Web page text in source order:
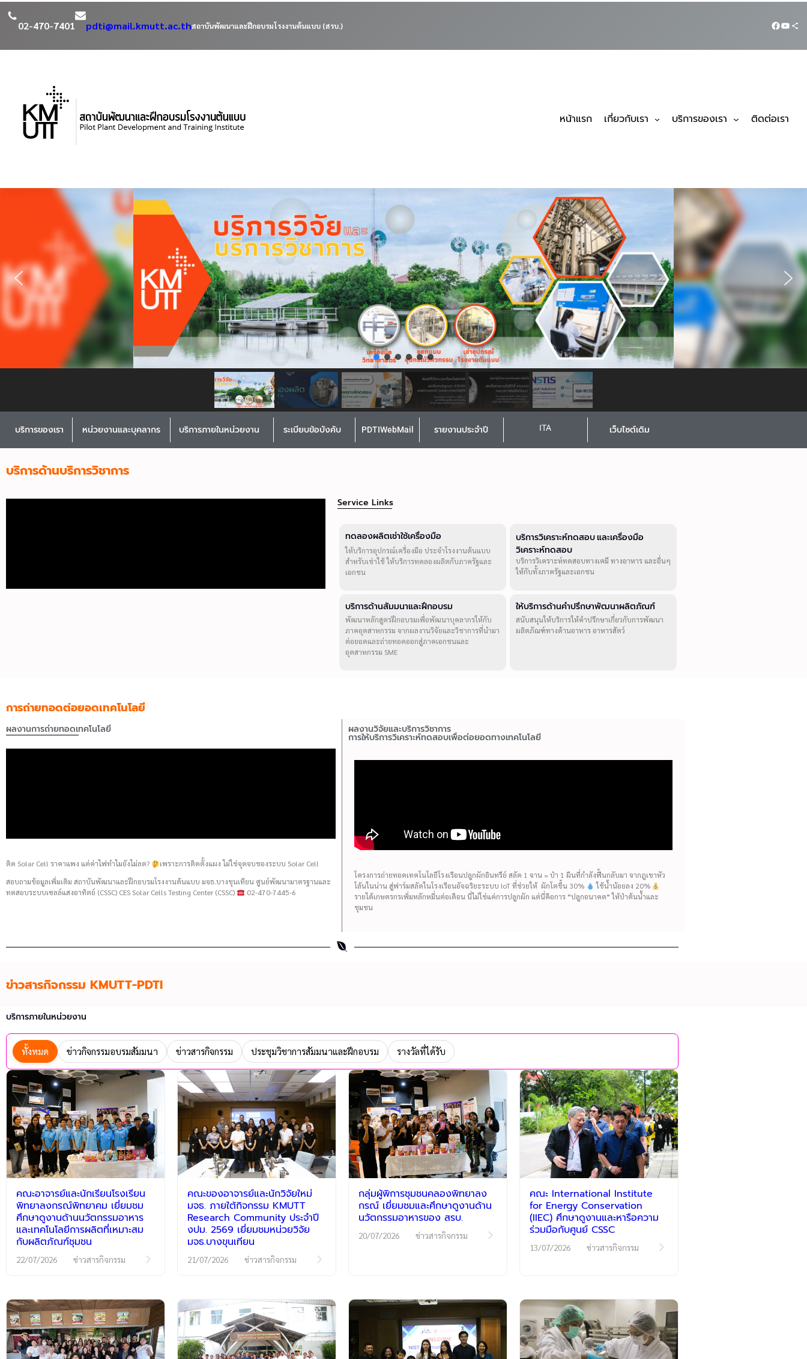
02-470-7401 pdti@mail.kmutt.ac.thสถาบันพัฒนาและฝึกอบรมโรงงานต้นแบบ (สรบ.)
หน้าแรก เกี่ยวกับเรา บริการของเรา ติดต่อเรา
บริการของเรา หน่วยงานและบุคลากร บริการภายในหน่วยงาน ระเบียบข้อบังคับ PDTIWebMail รายงานประจำปี ITA เว็บไซต์เดิม
บริการด้านบริการวิชาการ
Service Links
ทดลองผลิตเช่าใช้เครื่องมือ
ให้บริการอุปกรณ์เครื่องมือ ประจำโรงงานต้นแบบ
สำหรับเช่าใช้ ให้บริการทดลองผลิตกับภาครัฐและ
เอกชน
บริการวิเคราะห์ทดสอบ และเครื่องมือ
วิเคราะห์ทดสอบ
บริการวิเคราะห์ทดสอบทางเคมี ทางอาหาร และอื่นๆ
ให้กับทั้งภาครัฐและเอกชน
บริการด้านสัมมนาและฝึกอบรม
พัฒนาหลักสูตรฝึกอบรมเพื่อพัฒนาบุคลากรให้กับ
ภาคอุตสาหกรรม จากผลงานวิจัยและวิชาการที่นำมา
ต่อยอดและถ่ายทอดออกสู่ภาคเอกชนและ
อุตสาหกรรม SME
ให้บริการด้านคำปรึกษาพัฒนาผลิตภัณฑ์
สนับสนุนให้บริการให้คำปรึกษาเกี่ยวกับการพัฒนา
ผลิตภัณฑ์ทางด้านอาหาร อาหารสัตว์
การถ่ายทอดต่อยอดเทคโนโลยี
ผลงานการถ่ายทอดเทคโนโลยี
ติด Solar Cell ราคาแพง แต่ค่าไฟทำไมยังไม่ลด?
เพราะการติดตั้งแผง ไม่ใช่จุดจบของระบบ Solar Cell
สอบถามข้อมูลเพิ่มเติม สถาบันพัฒนาและฝึกอบรมโรงงานต้นแบบ มจธ.บางขุนเทียน ศูนย์พัฒนามาตรฐานและ
ทดสอบระบบเซลล์แสงอาทิตย์ (CSSC) CES Solar Cells Testing Center (CSSC)
02-470-7445-6
ผลงานวิจัยและบริการวิชาการ
การให้บริการวิเคราะห์ทดสอบเพื่อต่อยอดทางเทคโนโลยี
โครงการถ่ายทอดเทคโนโลยีโรงเรือนปลูกผักอินทรีย์ สลัด 1 จาน = ป่า 1 ผืนที่กำลังฟื้นกลับมา จากภูเขาหัว
โล้นในน่าน สู่ฟาร์มสลัดในโรงเรือนอัจฉริยะระบบ IoT ที่ช่วยให้ ผักโตขึ้น 30%
ใช้น้ำน้อยลง 20%
รายได้เกษตรกรเพิ่มหลักหมื่นต่อเดือน นี่ไม่ใช่แค่การปลูกผัก แต่นี่คือการ “ปลูกอนาคต” ให้ป่าต้นน้ำและ
ชุมชน
ข่าวสารกิจกรรม KMUTT-PDTI
บริการภายในหน่วยงาน
ทั้งหมด ข่าวกิจกรรมอบรมสัมมนา ข่าวสารกิจกรรม ประชุมวิชาการสัมมนาและฝึกอบรม รางวัลที่ได้รับ
คณะอาจารย์และนักเรียนโรงเรียน
พิทยาลงกรณ์พิทยาคม เยี่ยมชม
ศึกษาดูงานด้านนวัตกรรมอาหาร
และเทคโนโลยีการผลิตที่เหมาะสม
กับผลิตภัณฑ์ชุมชน
22/07/2026 ข่าวสารกิจกรรม
คณะของอาจารย์และนักวิจัยใหม่
มจธ. ภายใต้กิจกรรม KMUTT
Research Community ประจำปี
งปม. 2569 เยี่ยมชมหน่วยวิจัย
มจธ.บางขุนเทียน
21/07/2026 ข่าวสารกิจกรรม
กลุ่มผู้พิการชุมชนคลองพิทยาลง
กรณ์ เยี่ยมชมและศึกษาดูงานด้าน
นวัตกรรมอาหารของ สรบ.
20/07/2026 ข่าวสารกิจกรรม
คณะ International Institute
for Energy Conservation
(IIEC) ศึกษาดูงานและหารือความ
ร่วมมือกับศูนย์ CSSC
13/07/2026 ข่าวสารกิจกรรม